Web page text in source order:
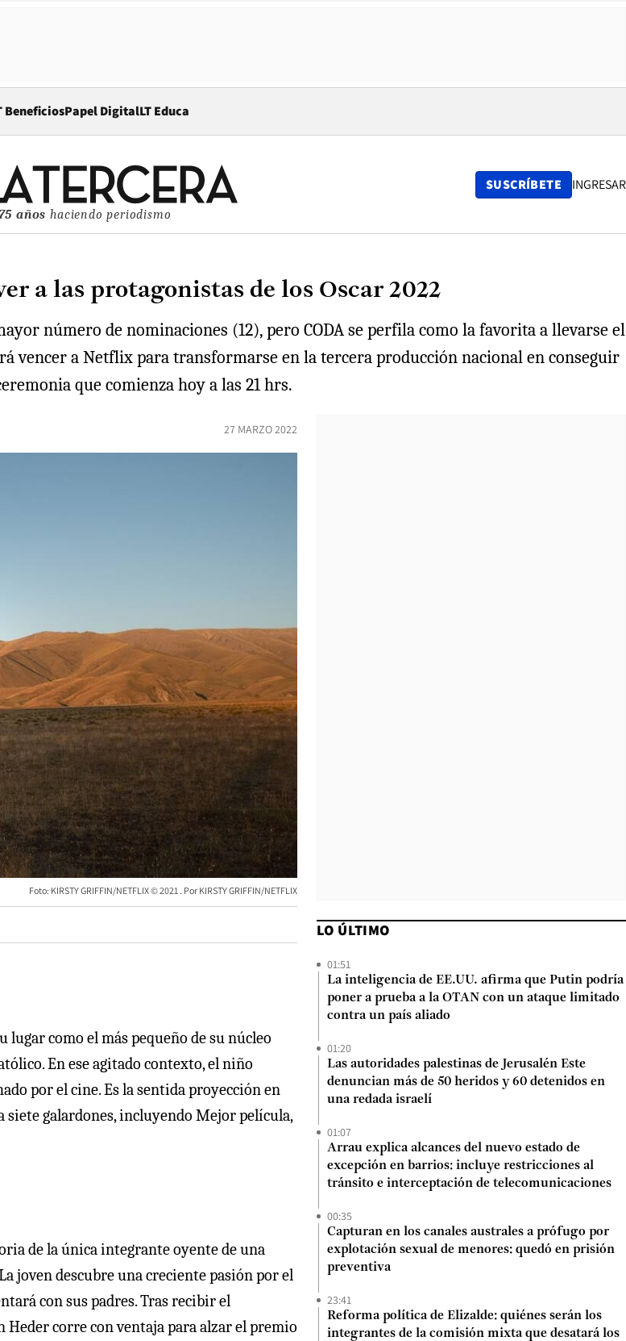
BeneficiosPapel DigitalOpens in new window
LT Educa
75 años haciendo periodismo
SUSCRÍBETE INGRESAR
a las protagonistas de los Oscar 2022
número de nominaciones (12), pero CODA se perfila como la favorita a llevarse el
vencer a Netflix para transformarse en la tercera producción nacional en conseguir
que comienza hoy a las 21 hrs.
27 MARZO 2022
Foto: KIRSTY GRIFFIN/NETFLIX © 2021 KIRSTY GRIFFIN/NETFLIX
lugar como el más pequeño de su núcleo
En ese agitado contexto, el niño
por el cine. Es la sentida proyección en
siete galardones, incluyendo Mejor película,
de la única integrante oyente de una
joven descubre una creciente pasión por el
con sus padres. Tras recibir el
Heder corre con ventaja para alzar el premio
LO ÚLTIMO
01:51
La inteligencia de EE.UU. afirma que Putin podría
poner a prueba a la OTAN con un ataque limitado
contra un país aliado
01:20
Las autoridades palestinas de Jerusalén Este
denuncian más de 50 heridos y 60 detenidos en
una redada israelí
01:07
Arrau explica alcances del nuevo estado de
excepción en barrios: incluye restricciones al
tránsito e interceptación de telecomunicaciones
00:35
Capturan en los canales australes a prófugo por
explotación sexual de menores: quedó en prisión
preventiva
23:41
Reforma política de Elizalde: quiénes serán los
integrantes de la comisión mixta que desatará los